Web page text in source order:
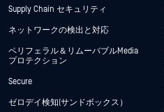
Supply Chain セキュリティ
ネットワークの検出と対応
ペリフェラル＆リムーバブルMedia
プロテクション
Secure
ゼロデイ検知(サンドボックス）